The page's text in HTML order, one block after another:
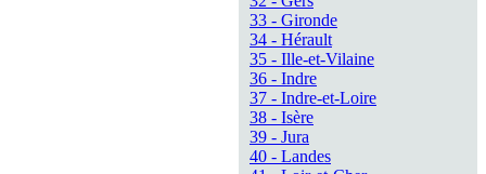
33 - Gironde
34 - Hérault
35 - Ille-et-Vilaine
36 - Indre
37 - Indre-et-Loire
38 - Isère
39 - Jura
40 - Landes